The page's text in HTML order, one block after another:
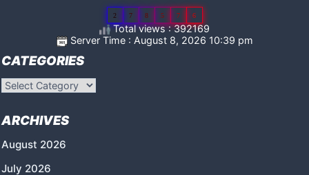
2 7 8 5 7 6
Total views : 392169
Server Time : August 8, 2026 10:39 pm
CATEGORIES
Categories
ARCHIVES
August 2026
July 2026